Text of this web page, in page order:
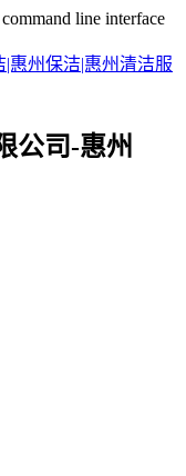
line interface
公司-惠州